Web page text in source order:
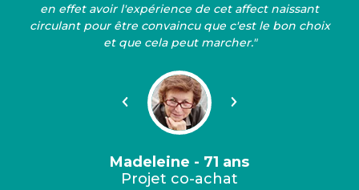
en effet avoir l'expérience de cet affect naissant
circulant pour être convaincu que c'est le bon choix
et que cela peut marcher."
Précédent Suivant
Madeleine - 71 ans
Projet co-achat